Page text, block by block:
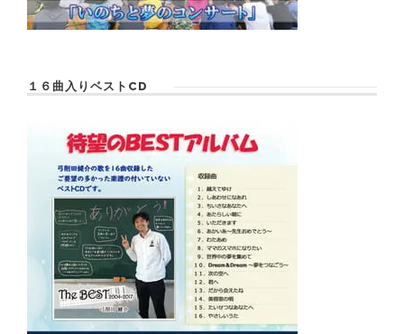
１６曲入りベストCD